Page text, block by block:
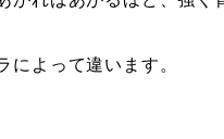
によって違います。